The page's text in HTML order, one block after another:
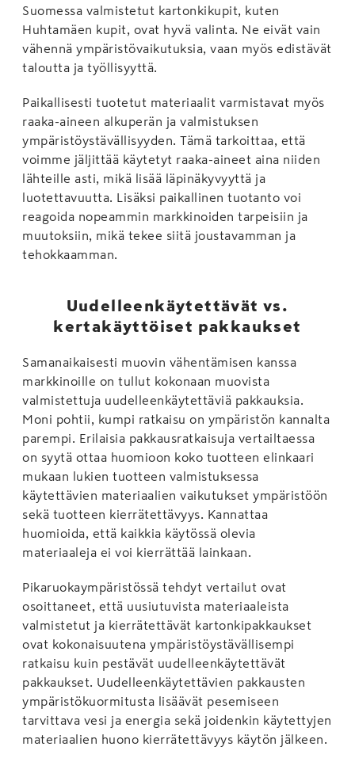
Suomessa valmistetut kartonkikupit, kuten
Huhtamäen kupit, ovat hyvä valinta. Ne eivät vain
vähennä ympäristövaikutuksia, vaan myös edistävät
taloutta ja työllisyyttä.
Paikallisesti tuotetut materiaalit varmistavat myös
raaka-aineen alkuperän ja valmistuksen
ympäristöystävällisyyden. Tämä tarkoittaa, että
voimme jäljittää käytetyt raaka-aineet aina niiden
lähteille asti, mikä lisää läpinäkyvyyttä ja
luotettavuutta. Lisäksi paikallinen tuotanto voi
reagoida nopeammin markkinoiden tarpeisiin ja
muutoksiin, mikä tekee siitä joustavamman ja
tehokkaamman.
Uudelleenkäytettävät vs.
kertakäyttöiset pakkaukset
Samanaikaisesti muovin vähentämisen kanssa
markkinoille on tullut kokonaan muovista
valmistettuja uudelleenkäytettäviä pakkauksia.
Moni pohtii, kumpi ratkaisu on ympäristön kannalta
parempi. Erilaisia pakkausratkaisuja vertailtaessa
on syytä ottaa huomioon koko tuotteen elinkaari
mukaan lukien tuotteen valmistuksessa
käytettävien materiaalien vaikutukset ympäristöön
sekä tuotteen kierrätettävyys. Kannattaa
huomioida, että kaikkia käytössä olevia
materiaaleja ei voi kierrättää lainkaan.
Pikaruokaympäristössä tehdyt vertailut ovat
osoittaneet, että uusiutuvista materiaaleista
valmistetut ja kierrätettävät kartonkipakkaukset
ovat kokonaisuutena ympäristöystävällisempi
ratkaisu kuin pestävät uudelleenkäytettävät
pakkaukset. Uudelleenkäytettävien pakkausten
ympäristökuormitusta lisäävät pesemiseen
tarvittava vesi ja energia sekä joidenkin käytettyjen
materiaalien huono kierrätettävyys käytön jälkeen.